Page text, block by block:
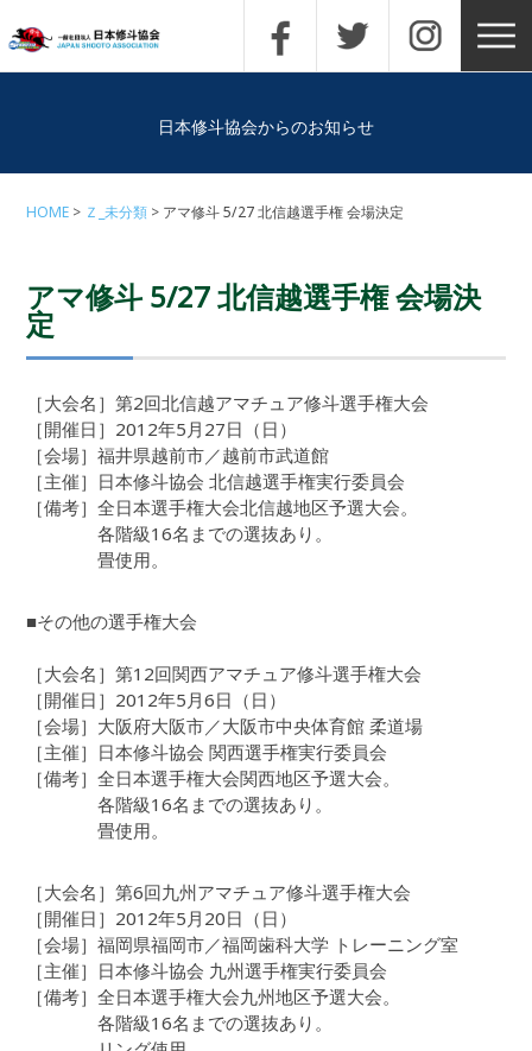
日本修斗協会からのお知らせ
HOME Ｚ_未分類 アマ修斗 5/27 北信越選手権 会場決定
アマ修斗 5/27 北信越選手権 会場決
定
［大会名］第2回北信越アマチュア修斗選手権大会
［開催日］2012年5月27日（日）
［会場］福井県越前市／越前市武道館
［主催］日本修斗協会 北信越選手権実行委員会
［備考］全日本選手権大会北信越地区予選大会。
各階級16名までの選抜あり。
畳使用。
■その他の選手権大会
［大会名］第12回関西アマチュア修斗選手権大会
［開催日］2012年5月6日（日）
［会場］大阪府大阪市／大阪市中央体育館 柔道場
［主催］日本修斗協会 関西選手権実行委員会
［備考］全日本選手権大会関西地区予選大会。
各階級16名までの選抜あり。
畳使用。
［大会名］第6回九州アマチュア修斗選手権大会
［開催日］2012年5月20日（日）
［会場］福岡県福岡市／福岡歯科大学 トレーニング室
［主催］日本修斗協会 九州選手権実行委員会
［備考］全日本選手権大会九州地区予選大会。
各階級16名までの選抜あり。